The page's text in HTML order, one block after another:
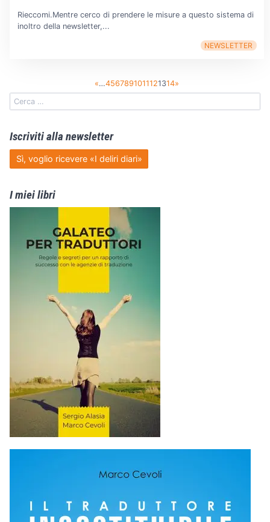
Rieccomi.Mentre cerco di prendere le misure a questo sistema di
inoltro della newsletter,...
NEWSLETTER
«…4567891011121314»
Iscriviti alla newsletter
Sì, voglio ricevere «I deliri diari»
I miei libri